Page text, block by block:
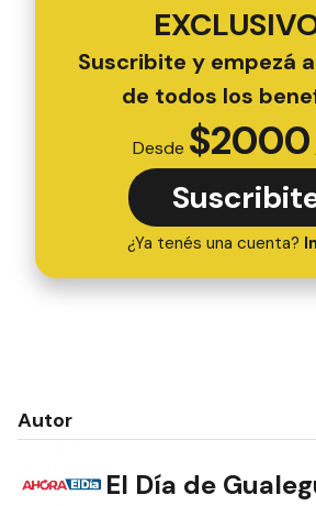
Suscribite y empezá
de todos los
Desde $2000
¿Ya tenés una cuenta?
Autor
El Día de